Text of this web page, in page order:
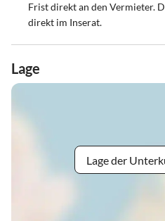
Frist direkt an den Vermieter.
direkt im Inserat.
Lage
Lage der